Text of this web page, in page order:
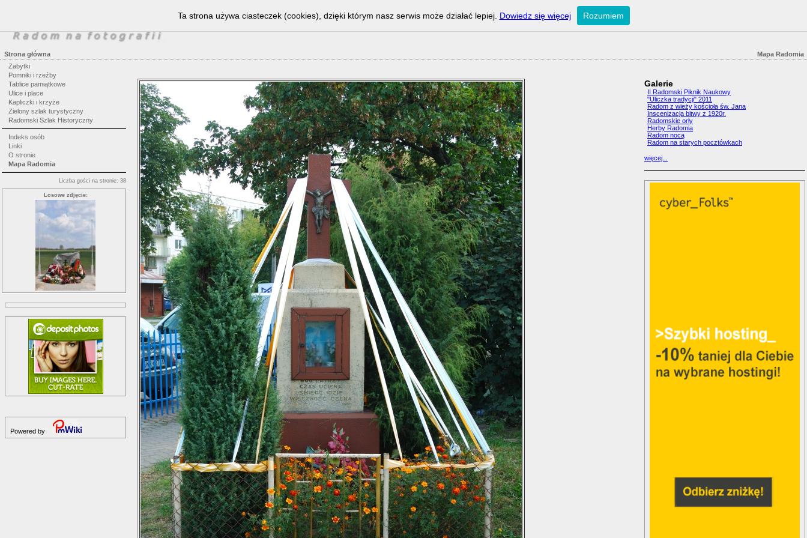
Mapa Radomia
Strona główna
Zabytki
Pomniki i rzeźby
Tablice pamiątkowe
Ulice i place
Kapliczki i krzyże
Zielony szlak turystyczny
Radomski Szlak Historyczny
Indeks osób
Linki
O stronie
Mapa Radomia
Liczba gości na stronie: 38
Losowe zdjęcie:
Powered by
Galerie
II Radomski Piknik Naukowy
"Uliczka tradycji" 2011
Radom z wieży kościoła św. Jana
Inscenizacja bitwy z 1920r.
Radomskie orły
Herby Radomia
Radom nocą
Radom na starych pocztówkach
więcej...
Ta strona używa ciasteczek (cookies), dzięki którym nasz serwis może działać lepiej. Dowiedz się więcej Rozumiem